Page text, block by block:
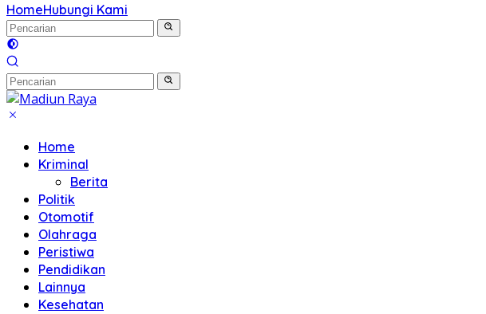
HomeHubungi Kami
Home
Kriminal
Berita
Politik
Otomotif
Olahraga
Peristiwa
Pendidikan
Lainnya
Kesehatan